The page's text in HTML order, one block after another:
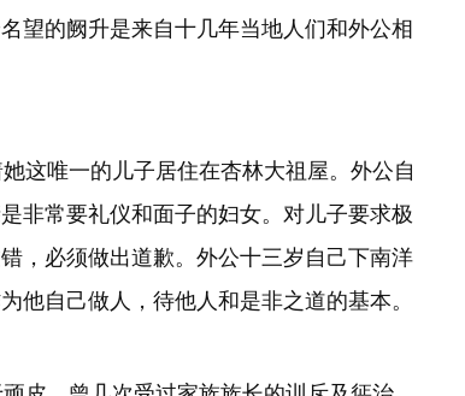
望的阙升是来自十几年当地人们和外公相
这唯一的儿子居住在杏林大祖屋。外公自
非常要礼仪和面子的妇女。对儿子要求极
，必须做出道歉。外公十三岁自己下南洋
他自己做人，待他人和是非之道的基本。